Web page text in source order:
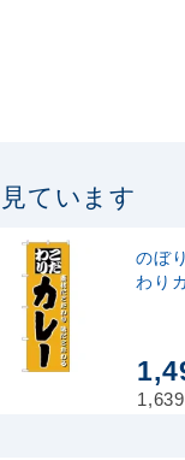
ています
のぼ
わり